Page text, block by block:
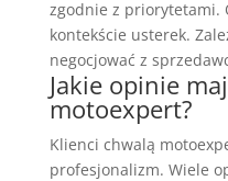
zgodnie z priorytetami.
kontekście usterek.
negocjować z
Jakie opinie
motoexpert?
Klienci chwalą
profesjonalizm. Wiele